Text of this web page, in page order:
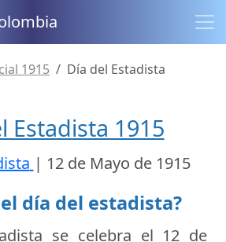
1915 Día del Estadista
Estadista 1915
| 12 de Mayo de 1915
día del estadista?
se celebra el 12 de